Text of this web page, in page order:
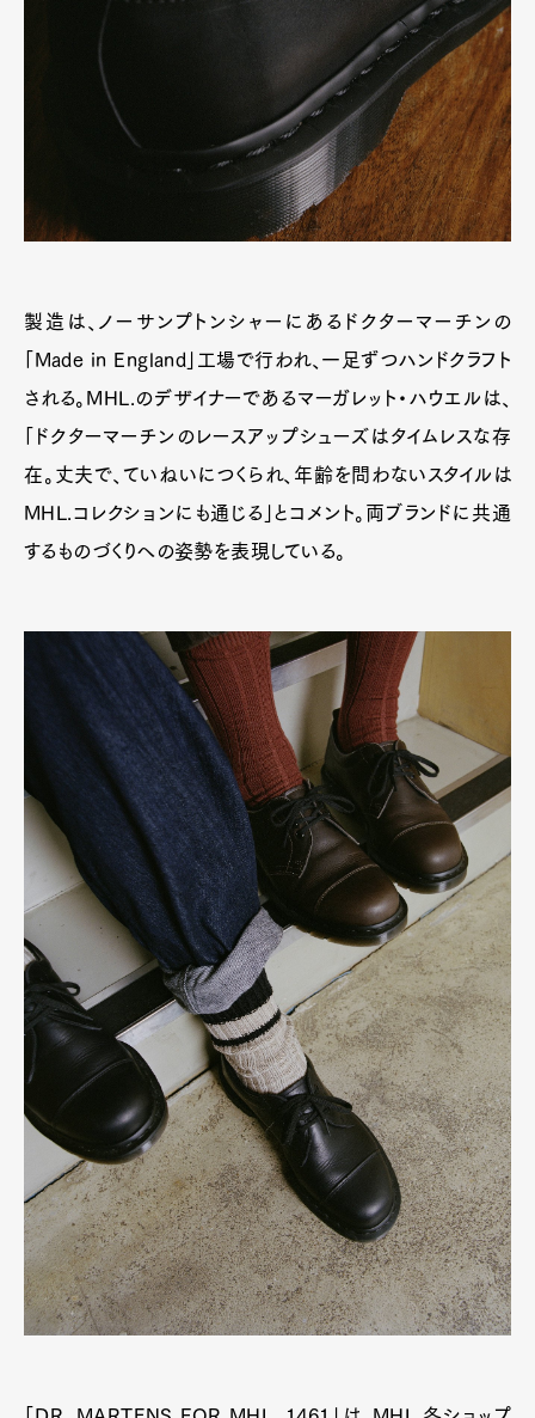
製造は、ノーサンプトンシャーにあるドクターマーチンの
「Made in England」工場で行われ、一足ずつハンドクラフト
される。MHL.のデザイナーであるマーガレット・ハウエルは、
「ドクターマーチンのレースアップシューズはタイムレスな存
在。丈夫で、ていねいにつくられ、年齢を問わないスタイルは
MHL.コレクションにも通じる」とコメント。両ブランドに共通
するものづくりへの姿勢を表現している。